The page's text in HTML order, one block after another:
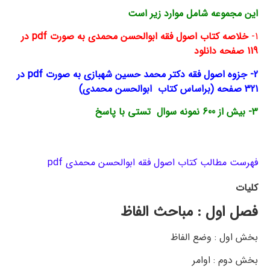
این مجموعه شامل موارد زیر است
1-
خلاصه کتاب اصول فقه ابوالحسن محمدی به صورت pdf در
119 صفحه دانلود
2- جزوه اصول فقه دکتر محمد حسین شهبازی به صورت pdf در
321 صفحه (براساس
کتاب ابوالحسن محمدی)
3- بیش از 600 نمونه سوال تستی با پاسخ
فهرست مطالب کتاب اصول فقه ابوالحسن محمدی pdf
کلیات
فصل اول : مباحث الفاظ
بخش اول : وضع الفاظ
بخش دوم : اوامر